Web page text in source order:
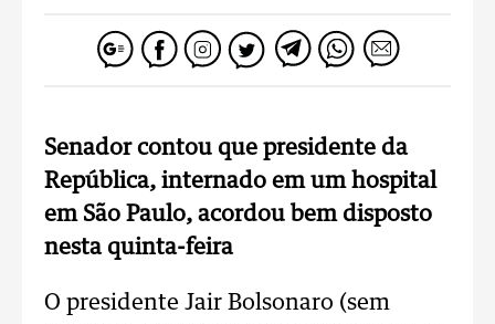
Senador contou que presidente da
República, internado em um hospital
em São Paulo, acordou bem disposto
nesta quinta-feira
O presidente Jair Bolsonaro (sem